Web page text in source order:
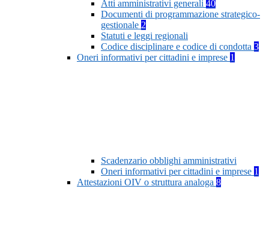
Atti amministrativi generali 40
Documenti di programmazione strategico-
gestionale 2
Statuti e leggi regionali
Codice disciplinare e codice di condotta 3
Oneri informativi per cittadini e imprese 1
Scadenzario obblighi amministrativi
Oneri informativi per cittadini e imprese 1
Attestazioni OIV o struttura analoga 8